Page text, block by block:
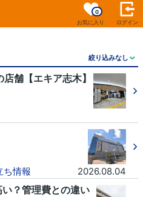
お気に入り
0
ログイン
舗【エキア志木】
ち情報 2026.08.04
？管理費との違い